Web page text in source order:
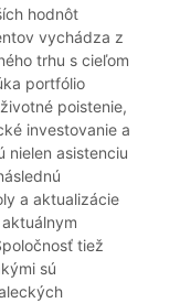
hodnôt
vychádza z
trhu s cieľom
portfólio
poistenie,
investovanie a
nielen asistenciu
a aktualizácie
tiež
sú